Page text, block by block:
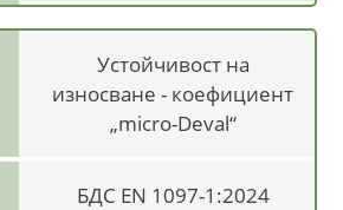
Устойчивост на
износване - коефициент
„micro-Deval“
БДС EN 1097-1:2024